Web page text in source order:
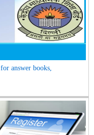
answer books,